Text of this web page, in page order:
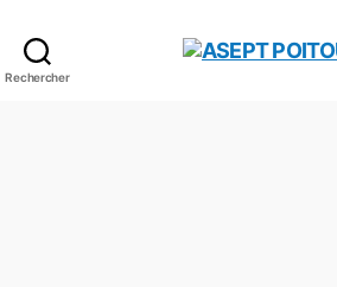
Rechercher